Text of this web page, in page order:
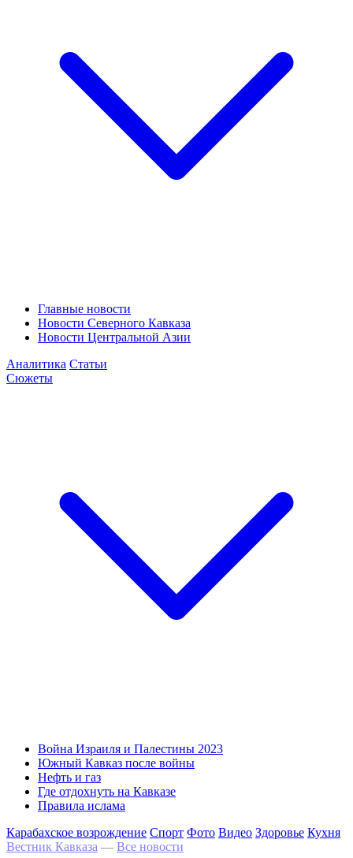
Главные новости
Новости Северного Кавказа
Новости Центральной Азии
Аналитика Статьи
Сюжеты
Война Израиля и Палестины 2023
Южный Кавказ после войны
Нефть и газ
Где отдохнуть на Кавказе
Правила ислама
Карабахское возрождение Спорт Фото Видео Здоровье Кухня
Вестник Кавказа — Все новости